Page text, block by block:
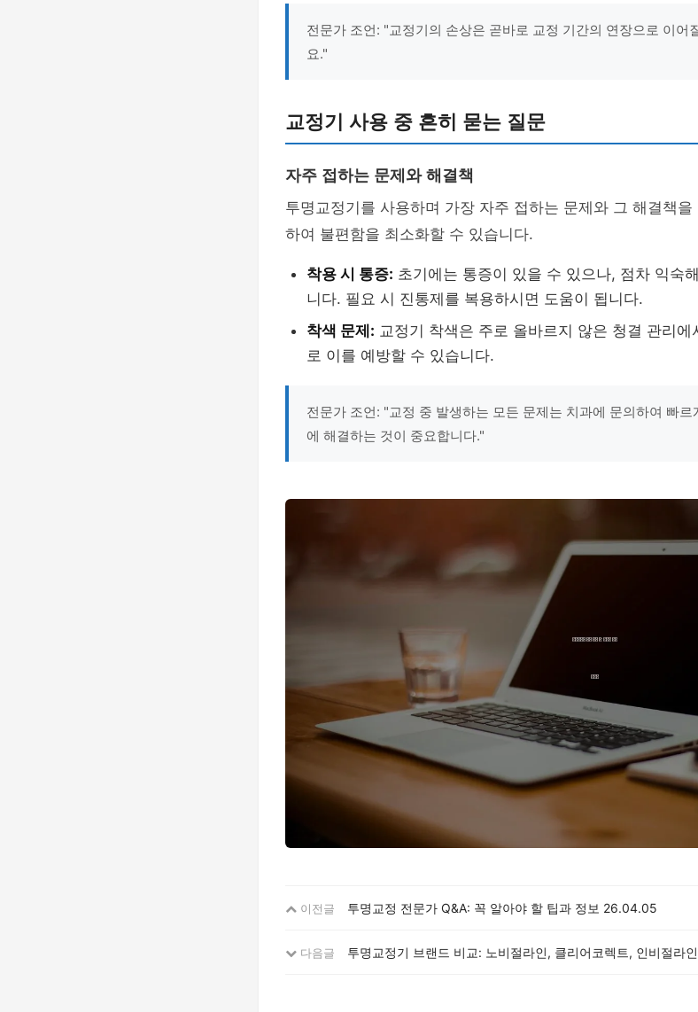
전문가 조언: "교정기의 손상은 곧바로 교정 기간의 연장으로 이어
요."
교정기 사용 중 흔히 묻는 질문
자주 접하는 문제와 해결책
투명교정기를 사용하며 가장 자주 접하는 문제와 그 해결책
하여 불편함을 최소화할 수 있습니다.
착용 시 통증: 초기에는 통증이 있을 수 있으나, 점차 익숙
니다. 필요 시 진통제를 복용하시면 도움이 됩니다.
착색 문제: 교정기 착색은 주로 올바르지 않은 청결 관리
로 이를 예방할 수 있습니다.
전문가 조언: "교정 중 발생하는 모든 문제는 치과에 문의하여 빠
에 해결하는 것이 중요합니다."
이전글 투명교정 전문가 Q&A: 꼭 알아야 할 팁과 정보 26.04.05
다음글 투명교정기 브랜드 비교: 노비절라인, 클리어코렉트, 인비절라인